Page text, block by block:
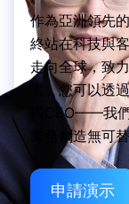
作為亞洲領先
終站在科技與
走向全球，致
案。您可以透
與CEO——我
業務創造無可
申請演示